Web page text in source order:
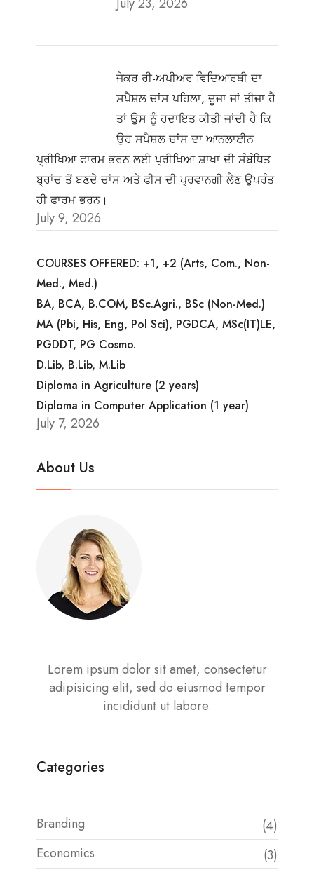
ਜੇਕਰ ਰੀ-ਅਪੀਅਰ ਵਿਦਿਆਰਥੀ ਦਾ
ਸਪੈਸ਼ਲ ਚਾਂਸ ਪਹਿਲਾ, ਦੂਜਾ ਜਾਂ ਤੀਜਾ ਹੈ
ਤਾਂ ਉਸ ਨੂੰ ਹਦਾਇਤ ਕੀਤੀ ਜਾਂਦੀ ਹੈ ਕਿ
ਉਹ ਸਪੈਸ਼ਲ ਚਾਂਸ ਦਾ ਆਨਲਾਈਨ
ਪ੍ਰੀਖਿਆ ਫਾਰਮ ਭਰਨ ਲਈ ਪ੍ਰੀਖਿਆ ਸ਼ਾਖਾ ਦੀ ਸੰਬੰਧਿਤ
ਬ੍ਰਾਂਚ ਤੋਂ ਬਣਦੇ ਚਾਂਸ ਅਤੇ ਫੀਸ ਦੀ ਪ੍ਰਵਾਨਗੀ ਲੈਣ ਉਪਰੰਤ
ਹੀ ਫਾਰਮ ਭਰਨ।
July 9, 2026
COURSES OFFERED: +1, +2 (Arts, Com., Non-
Med., Med.)
BA, BCA, B.COM, BSc.Agri., BSc (Non-Med.)
MA (Pbi, His, Eng, Pol Sci), PGDCA, MSc(IT)LE,
PGDDT, PG Cosmo.
D.Lib, B.Lib, M.Lib
Diploma in Agriculture (2 years)
Diploma in Computer Application (1 year)
July 7, 2026
About Us
Lorem ipsum dolor sit amet, consectetur
adipisicing elit, sed do eiusmod tempor
incididunt ut labore.
Categories
Branding
(4)
Economics
(3)